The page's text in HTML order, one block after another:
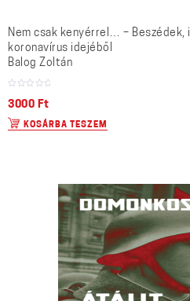
Nem csak kenyérrel… – Beszédek,
koronavírus idejéből
Balog Zoltán
3000 Ft
KOSÁRBA TESZEM